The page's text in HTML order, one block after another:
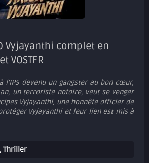
Vyjayanthi complet en
VOSTFR
l'IPS devenu un gangster au bon cœur,
un terroriste notoire, veut se venger
Vyjayanthi, une honnête officier de
Vyjayanthi et leur lien est mis à
, Thriller